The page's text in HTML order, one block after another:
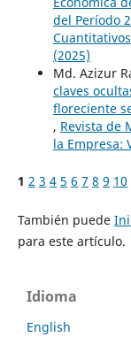
del Período
(2025)
Md. Azizur
claves
floreciente
, Revista de
la Empresa:
1 2 3 4 5 6 7 8 9 10
También puede
para este artículo.
Idioma
English